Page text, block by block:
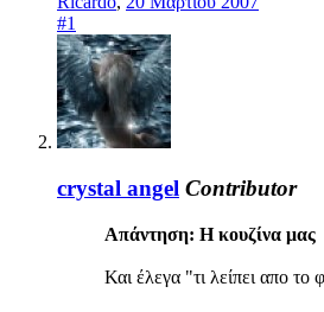
#1
crystal angel Contributor
Απάντηση: Η κουζίνα μας
Και έλεγα "τι λείπει απο το